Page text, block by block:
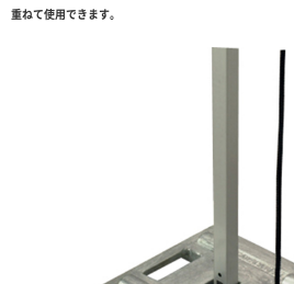
重ねて使用できます。